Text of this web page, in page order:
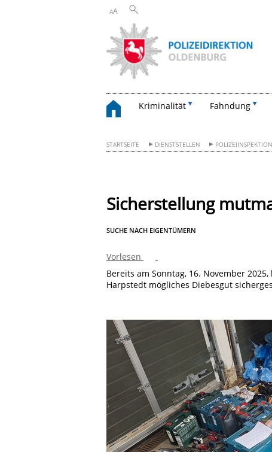
AA
Kriminalität Fahndung
STARTSEITE DIENSTSTELLEN
Sicherstellung
SUCHE NACH EIGENTÜMERN
Vorlesen
Bereits am Sonntag, 16. November
Harpstedt mögliches Diebesgut